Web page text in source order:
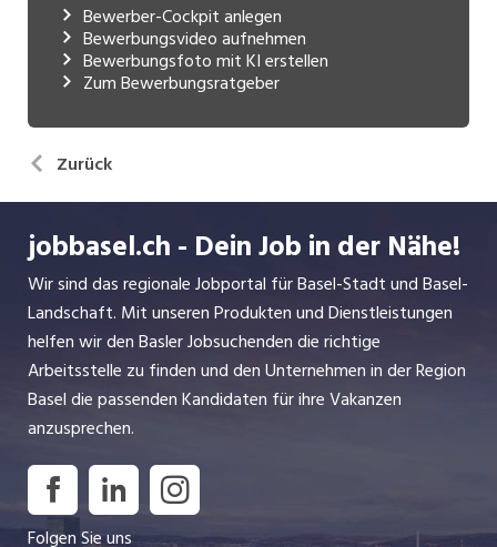
Bewerber-Cockpit anlegen
Bewerbungsvideo aufnehmen
Bewerbungsfoto mit KI erstellen
Zum Bewerbungsratgeber
Zurück
jobbasel.ch - Dein Job in der Nähe!
Wir sind das regionale Jobportal für Basel-Stadt und Basel-
Landschaft. Mit unseren Produkten und Dienstleistungen
helfen wir den Basler Jobsuchenden die richtige
Arbeitsstelle zu finden und den Unternehmen in der Region
Basel die passenden Kandidaten für ihre Vakanzen
anzusprechen.
Folgen Sie uns